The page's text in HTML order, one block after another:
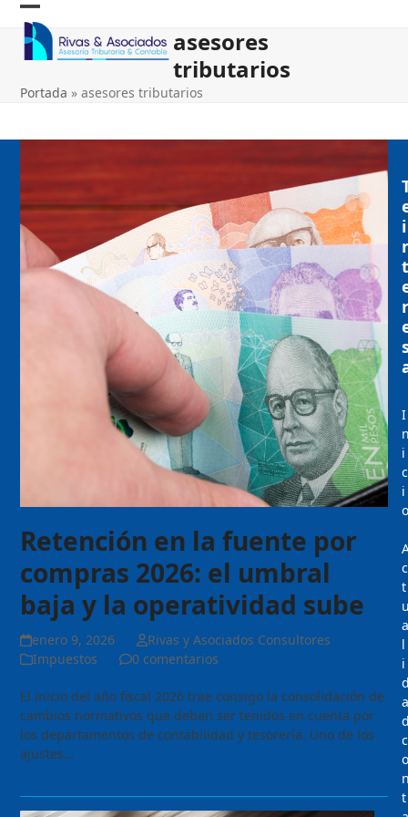
Skip
content
Open
mobile
menu
Close
mobile
menu
asesores
tributarios
Portada »asesores tributarios
Retención en la fuente por
compras 2026: el umbral
baja y la operatividad sube
enero 9, 2026
Rivas y Asociados Consultores
Impuestos
0 comentarios
El inicio del año fiscal 2026 trae consigo la consolidación de
cambios normativos que deben ser tenidos en cuenta por
los departamentos de contabilidad y tesorería. Uno de los
ajustes…
i
t
r
I
i
c
i
o
c
t
a
l
i
a
c
o
t